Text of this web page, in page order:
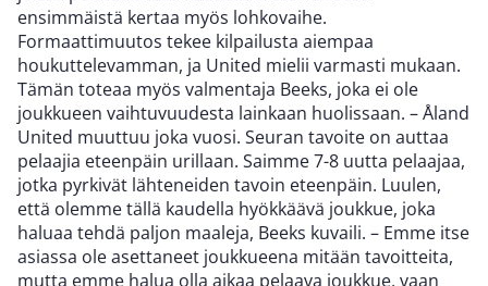
ensimmäistä kertaa myös lohkovaihe.
Formaattimuutos tekee kilpailusta aiempaa
houkuttelevamman, ja United mielii varmasti mukaan.
Tämän toteaa myös valmentaja Beeks, joka ei ole
joukkueen vaihtuvuudesta lainkaan huolissaan. – Åland
United muuttuu joka vuosi. Seuran tavoite on auttaa
pelaajia eteenpäin urillaan. Saimme 7-8 uutta pelaajaa,
jotka pyrkivät lähteneiden tavoin eteenpäin. Luulen,
että olemme tällä kaudella hyökkäävä joukkue, joka
haluaa tehdä paljon maaleja, Beeks kuvaili. – Emme itse
asiassa ole asettaneet joukkueena mitään tavoitteita,
mutta emme halua olla aikaa pelaava joukkue, vaan